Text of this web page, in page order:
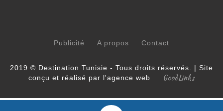
Publicité A propos Contact
2019 © Destination Tunisie - Tous droits réservés. | Site
conçu et réalisé par l'agence web
GoodLinks